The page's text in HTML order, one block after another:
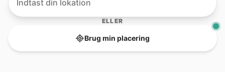
ELLER
Brug min placering